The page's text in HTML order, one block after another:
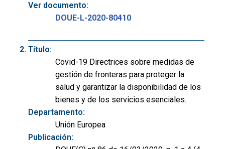
Ver documento:
DOUE-L-2020-80410
Título:
Covid-19 Directrices sobre medidas de
gestión de fronteras para proteger la
salud y garantizar la disponibilidad de los
bienes y de los servicios esenciales.
Departamento:
Unión Europea
Publicación: